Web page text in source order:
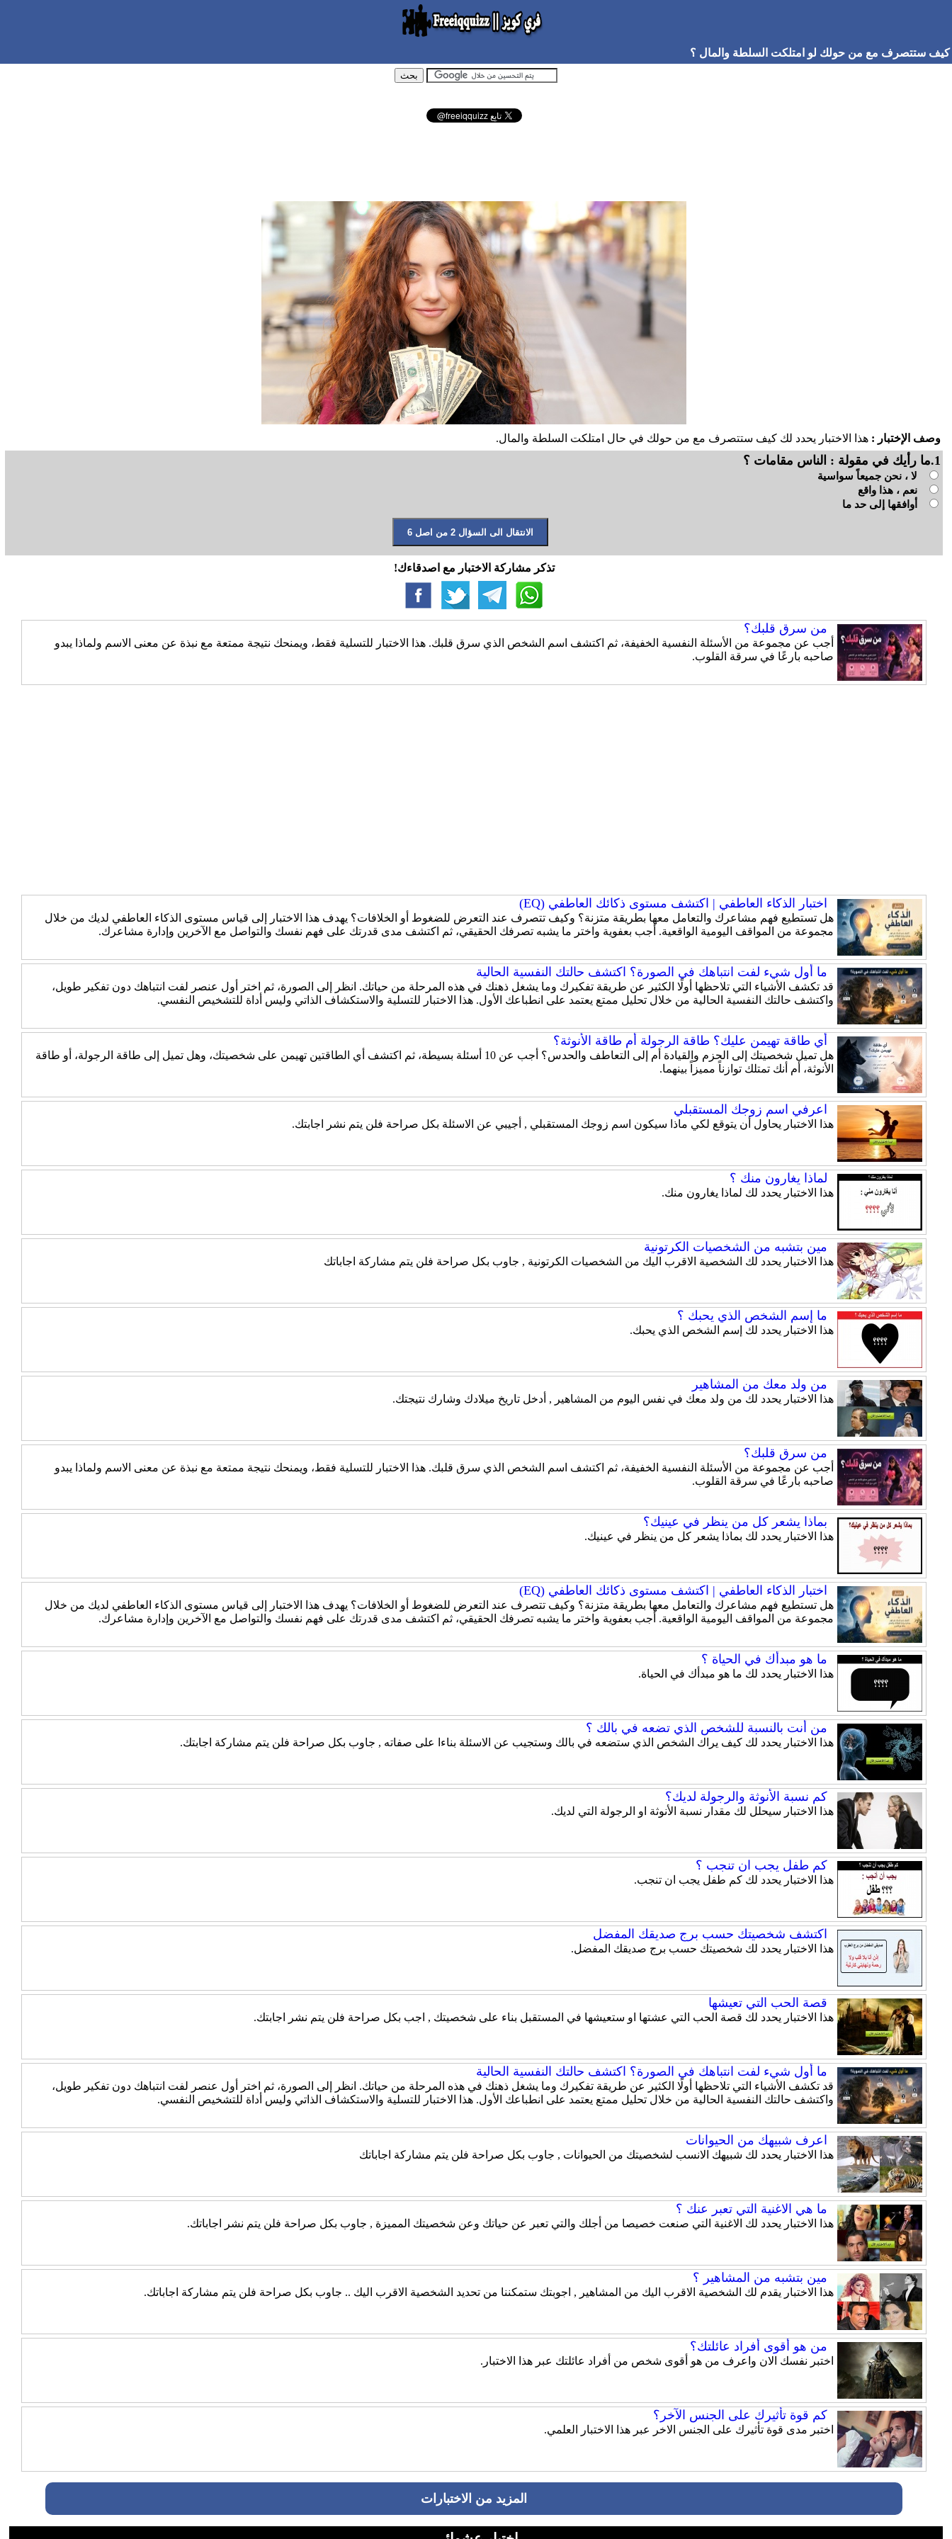
كيف ستتصرف مع من حولك لو امتلكت السلطة والمال ؟
وصف الإختبار :هذا الاختبار يحدد لك كيف ستتصرف مع من حولك في حال امتلكت السلطة والمال.
1.ما رأيك في مقولة : الناس مقامات ؟
لا ، نحن جميعاً سواسية
نعم ، هذا واقع
أوافقها إلى حد ما
تذكر مشاركة الاختبار مع اصدقاءك!
من سرق قلبك؟
أجب عن مجموعة من الأسئلة النفسية الخفيفة، ثم اكتشف اسم الشخص الذي سرق قلبك. هذا الاختبار للتسلية فقط، ويمنحك نتيجة ممتعة مع نبذة عن معنى الاسم ولماذا يبدو
صاحبه بارعًا في سرقة القلوب.
اختبار الذكاء العاطفي | اكتشف مستوى ذكائك العاطفي (EQ)
هل تستطيع فهم مشاعرك والتعامل معها بطريقة متزنة؟ وكيف تتصرف عند التعرض للضغوط أو الخلافات؟ يهدف هذا الاختبار إلى قياس مستوى الذكاء العاطفي لديك من خلال
مجموعة من المواقف اليومية الواقعية. أجب بعفوية واختر ما يشبه تصرفك الحقيقي، ثم اكتشف مدى قدرتك على فهم نفسك والتواصل مع الآخرين وإدارة مشاعرك.
ما أول شيء لفت انتباهك في الصورة؟ اكتشف حالتك النفسية الحالية
قد تكشف الأشياء التي تلاحظها أولًا الكثير عن طريقة تفكيرك وما يشغل ذهنك في هذه المرحلة من حياتك. انظر إلى الصورة، ثم اختر أول عنصر لفت انتباهك دون تفكير طويل،
واكتشف حالتك النفسية الحالية من خلال تحليل ممتع يعتمد على انطباعك الأول. هذا الاختبار للتسلية والاستكشاف الذاتي وليس أداة للتشخيص النفسي.
أي طاقة تهيمن عليك؟ طاقة الرجولة أم طاقة الأنوثة؟
هل تميل شخصيتك إلى الحزم والقيادة أم إلى التعاطف والحدس؟ أجب عن 10 أسئلة بسيطة، ثم اكتشف أي الطاقتين تهيمن على شخصيتك، وهل تميل إلى طاقة الرجولة، أو طاقة
الأنوثة، أم أنك تمتلك توازناً مميزاً بينهما.
اعرفي اسم زوجك المستقبلي
هذا الاختبار يحاول أن يتوقع لكي ماذا سيكون اسم زوجك المستقبلي , أجيبي عن الاسئلة بكل صراحة فلن يتم نشر اجابتك.
لماذا يغارون منك ؟
هذا الاختبار يحدد لك لماذا يغارون منك.
مين بتشبه من الشخصيات الكرتونية
هذا الاختبار يحدد لك الشخصية الاقرب اليك من الشخصيات الكرتونية , جاوب بكل صراحة فلن يتم مشاركة اجاباتك
ما إسم الشخص الذي يحبك ؟
هذا الاختبار يحدد لك إسم الشخص الذي يحبك.
من ولد معك من المشاهير
هذا الاختبار يحدد لك من ولد معك في نفس اليوم من المشاهير , أدخل تاريخ ميلادك وشارك نتيجتك.
من سرق قلبك؟
أجب عن مجموعة من الأسئلة النفسية الخفيفة، ثم اكتشف اسم الشخص الذي سرق قلبك. هذا الاختبار للتسلية فقط، ويمنحك نتيجة ممتعة مع نبذة عن معنى الاسم ولماذا يبدو
صاحبه بارعًا في سرقة القلوب.
بماذا يشعر كل من ينظر في عينيك؟
هذا الاختبار يحدد لك بماذا يشعر كل من ينظر في عينيك.
اختبار الذكاء العاطفي | اكتشف مستوى ذكائك العاطفي (EQ)
هل تستطيع فهم مشاعرك والتعامل معها بطريقة متزنة؟ وكيف تتصرف عند التعرض للضغوط أو الخلافات؟ يهدف هذا الاختبار إلى قياس مستوى الذكاء العاطفي لديك من خلال
مجموعة من المواقف اليومية الواقعية. أجب بعفوية واختر ما يشبه تصرفك الحقيقي، ثم اكتشف مدى قدرتك على فهم نفسك والتواصل مع الآخرين وإدارة مشاعرك.
ما هو مبدأك في الحياة ؟
هذا الاختبار يحدد لك ما هو مبدأك في الحياة.
من أنت بالنسبة للشخص الذي تضعه في بالك ؟
هذا الاختبار يحدد لك كيف يراك الشخص الذي ستضعه في بالك وستجيب عن الاسئلة بناءا على صفاته , جاوب بكل صراحة فلن يتم مشاركة اجابتك.
كم نسبة الأنوثة والرجولة لديك؟
هذا الاختبار سيحلل لك مقدار نسبة الأنوثة او الرجولة التي لديك.
كم طفل يجب ان تنجب ؟
هذا الاختبار يحدد لك كم طفل يجب ان تنجب.
اكتشف شخصيتك حسب برج صديقك المفضل
هذا الاختبار يحدد لك شخصيتك حسب برج صديقك المفضل.
قصة الحب التي تعيشها
هذا الاختبار يحدد لك قصة الحب التي عشتها او ستعيشها في المستقبل بناء على شخصيتك , اجب بكل صراحة فلن يتم نشر اجابتك.
ما أول شيء لفت انتباهك في الصورة؟ اكتشف حالتك النفسية الحالية
قد تكشف الأشياء التي تلاحظها أولًا الكثير عن طريقة تفكيرك وما يشغل ذهنك في هذه المرحلة من حياتك. انظر إلى الصورة، ثم اختر أول عنصر لفت انتباهك دون تفكير طويل،
واكتشف حالتك النفسية الحالية من خلال تحليل ممتع يعتمد على انطباعك الأول. هذا الاختبار للتسلية والاستكشاف الذاتي وليس أداة للتشخيص النفسي.
اعرف شبيهك من الحيوانات
هذا الاختبار يحدد لك شبيهك الانسب لشخصيتك من الحيوانات , جاوب بكل صراحة فلن يتم مشاركة اجاباتك
ما هي الاغنية التي تعبر عنك ؟
هذا الاختبار يحدد لك الاغنية التي صنعت خصيصا من أجلك والتي تعبر عن حياتك وعن شخصيتك المميزة , جاوب بكل صراحة فلن يتم نشر اجاباتك.
مين بتشبه من المشاهير ؟
هذا الاختبار يقدم لك الشخصية الاقرب اليك من المشاهير , اجوبتك ستمكننا من تحديد الشخصية الاقرب اليك .. جاوب بكل صراحة فلن يتم مشاركة اجاباتك.
من هو أقوى أفراد عائلتك؟
اختبر نفسك الان واعرف من هو أقوى شخص من أفراد عائلتك عبر هذا الاختبار.
كم قوة تأثيرك على الجنس الآخر؟
اختبر مدى قوة تأثيرك على الجنس الاخر عبر هذا الاختبار العلمي.
المزيد من الاختبارات